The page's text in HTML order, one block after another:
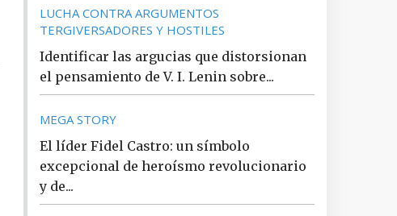
LUCHA CONTRA ARGUMENTOS
TERGIVERSADORES Y HOSTILES
Identificar las argucias que distorsionan
el pensamiento de V. I. Lenin sobre...
MEGA STORY
El líder Fidel Castro: un símbolo
excepcional de heroísmo revolucionario
y de...